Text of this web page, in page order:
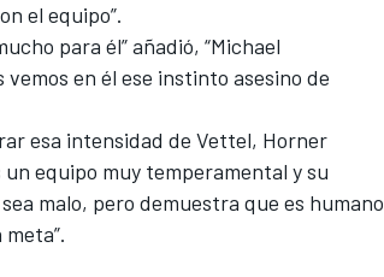
el equipo”.
para él” añadió, “Michael
vemos en él ese instinto asesino de
esa intensidad de Vettel, Horner
equipo muy temperamental y su
malo, pero demuestra que es humano